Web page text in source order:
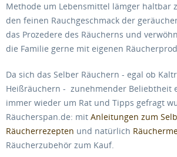
Methode um Lebensmittel lämger haltbar
den feinen Rauchgeschmack der
das Prozedere des Räucherns und
die Familie gerne mit eigenen
Da sich das Selber Räuchern - egal ob
Heißräuchern - zunehmender Beliebtheit
immer wieder um Rat und Tipps gefragt
Räucherspan.de: mit Anleitungen zum
Räucherrezepten und natürlich
Räucherzubehör zum Kauf.